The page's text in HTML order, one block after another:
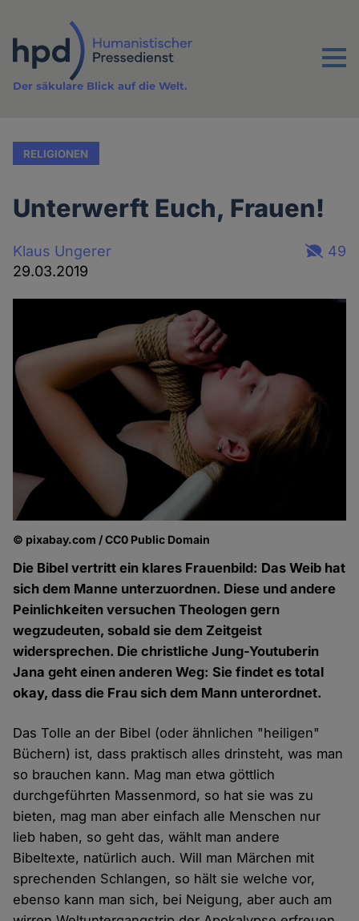
Inhalt
Menu
Der säkulare Blick auf die Welt.
RELIGIONEN
Unterwerft Euch, Frauen!
Klaus Ungerer
29.03.2019
49
© pixabay.com / CC0 Public Domain
Die Bibel vertritt ein klares Frauenbild: Das Weib hat
sich dem Manne unterzuordnen. Diese und andere
Peinlichkeiten versuchen Theologen gern
wegzudeuten, sobald sie dem Zeitgeist
widersprechen. Die christliche Jung-Youtuberin
Jana geht einen anderen Weg: Sie findet es total
okay, dass die Frau sich dem Mann unterordnet.
Das Tolle an der Bibel (oder ähnlichen "heiligen"
Büchern) ist, dass praktisch alles drinsteht, was man
so brauchen kann. Mag man etwa göttlich
durchgeführten Massenmord, so hat sie was zu
bieten, mag man aber einfach alle Menschen nur
lieb haben, so geht das, wählt man andere
Bibeltexte, natürlich auch. Will man Märchen mit
sprechenden Schlangen, so hält sie welche vor,
ebenso kann man sich, bei Neigung, aber auch am